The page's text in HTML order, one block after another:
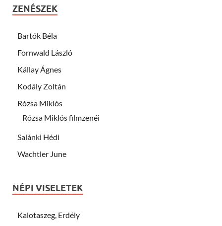
ZENÉSZEK
Bartók Béla
Fornwald László
Kállay Ágnes
Kodály Zoltán
Rózsa Miklós
Rózsa Miklós filmzenéi
Salánki Hédi
Wachtler June
NÉPI VISELETEK
Kalotaszeg, Erdély